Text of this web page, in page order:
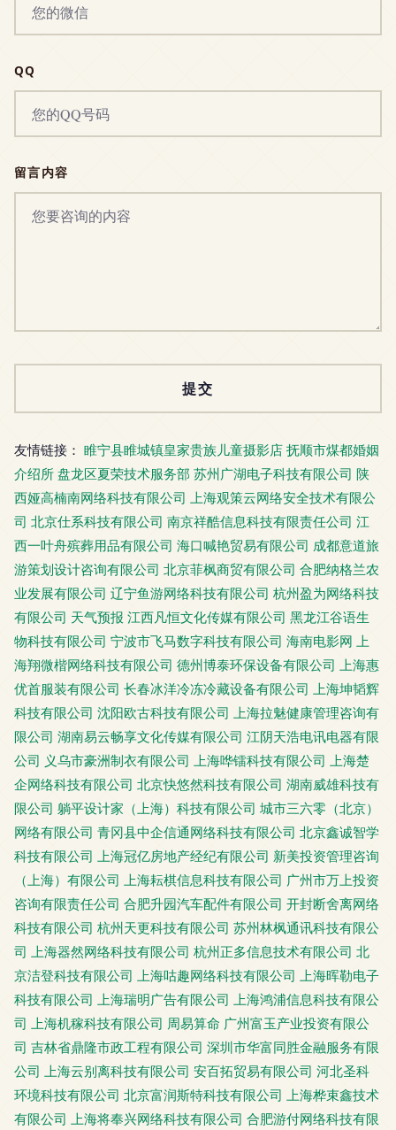
QQ
留言内容
友情链接： 睢宁县睢城镇皇家贵族儿童摄影店 抚顺市煤都婚姻
介绍所 盘龙区夏荣技术服务部 苏州广湖电子科技有限公司 陕
西娅高楠南网络科技有限公司 上海观策云网络安全技术有限公
司 北京仕系科技有限公司 南京祥酷信息科技有限责任公司 江
西一叶舟殡葬用品有限公司 海口喊艳贸易有限公司 成都意道旅
游策划设计咨询有限公司 北京菲枫商贸有限公司 合肥纳格兰农
业发展有限公司 辽宁鱼游网络科技有限公司 杭州盈为网络科技
有限公司 天气预报 江西凡恒文化传媒有限公司 黑龙江谷语生
物科技有限公司 宁波市飞马数字科技有限公司 海南电影网 上
海翔微楷网络科技有限公司 德州博泰环保设备有限公司 上海惠
优首服装有限公司 长春冰洋冷冻冷藏设备有限公司 上海坤韬辉
科技有限公司 沈阳欧古科技有限公司 上海拉魅健康管理咨询有
限公司 湖南易云畅享文化传媒有限公司 江阴天浩电讯电器有限
公司 义乌市豪洲制衣有限公司 上海哗镭科技有限公司 上海楚
企网络科技有限公司 北京快悠然科技有限公司 湖南威雄科技有
限公司 躺平设计家（上海）科技有限公司 城市三六零（北京）
网络有限公司 青冈县中企信通网络科技有限公司 北京鑫诚智学
科技有限公司 上海冠亿房地产经纪有限公司 新美投资管理咨询
（上海）有限公司 上海耘棋信息科技有限公司 广州市万上投资
咨询有限责任公司 合肥升园汽车配件有限公司 开封断舍离网络
科技有限公司 杭州天更科技有限公司 苏州林枫通讯科技有限公
司 上海器然网络科技有限公司 杭州正多信息技术有限公司 北
京洁登科技有限公司 上海咕趣网络科技有限公司 上海晖勒电子
科技有限公司 上海瑞明广告有限公司 上海鸿浦信息科技有限公
司 上海机稼科技有限公司 周易算命 广州富玉产业投资有限公
司 吉林省鼎隆市政工程有限公司 深圳市华富同胜金融服务有限
公司 上海云别离科技有限公司 安百拓贸易有限公司 河北圣科
环境科技有限公司 北京富润斯特科技有限公司 上海桦束鑫技术
有限公司 上海将奉兴网络科技有限公司 合肥游付网络科技有限